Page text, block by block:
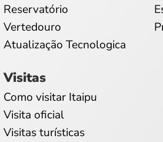
Reservatório
Vertedouro
Atualização Tecnologica
Visitas
Como visitar Itaipu
Visita oficial
Visitas turísticas